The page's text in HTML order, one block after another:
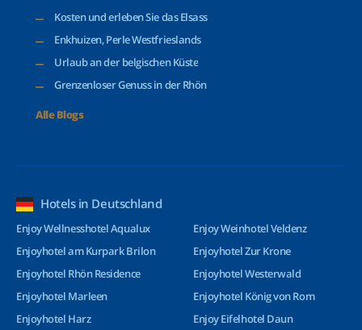
Kosten und erleben Sie das Elsass
Enkhuizen, Perle Westfrieslands
Urlaub an der belgischen Küste
Grenzenloser Genuss in der Rhön
Alle Blogs
Hotels in Deutschland
Enjoy Wellnesshotel Aqualux
Enjoyhotel am Kurpark Brilon
Enjoyhotel Rhön Residence
Enjoyhotel Marleen
Enjoyhotel Harz
Enjoy Weinhotel Veldenz
Enjoyhotel Zur Krone
Enjoyhotel Westerwald
Enjoyhotel König von Rom
Enjoy Eifelhotel Daun